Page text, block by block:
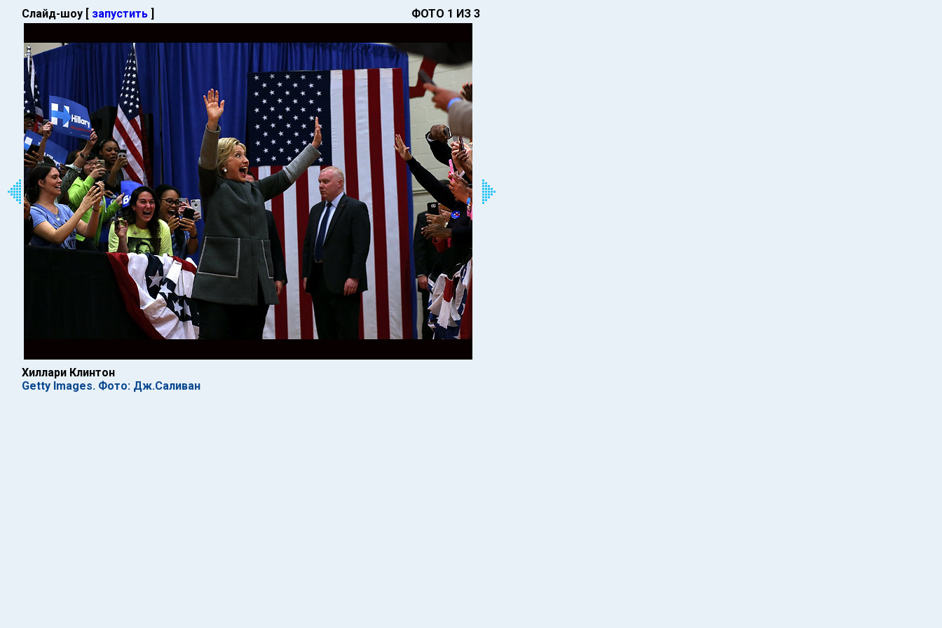
Слайд-шоу [ запустить ] ФОТО 1 ИЗ 3
Хиллари Клинтон
Getty Images. Фото: Дж.Саливан